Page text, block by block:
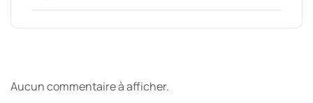
Aucun commentaire à afficher.